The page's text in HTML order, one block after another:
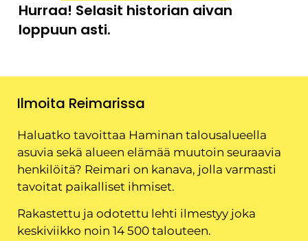
Hurraa! Selasit historian aivan
loppuun asti.
Ilmoita Reimarissa
Haluatko tavoittaa Haminan talousalueella
asuvia sekä alueen elämää muutoin seuraavia
henkilöitä? Reimari on kanava, jolla varmasti
tavoitat paikalliset ihmiset.
Rakastettu ja odotettu lehti ilmestyy joka
keskiviikko noin 14 500 talouteen.